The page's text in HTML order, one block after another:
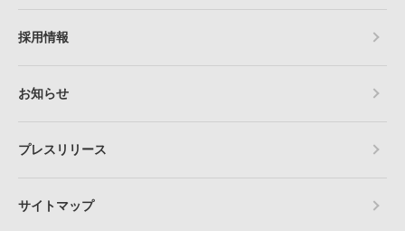
採用情報
お知らせ
プレスリリース
サイトマップ